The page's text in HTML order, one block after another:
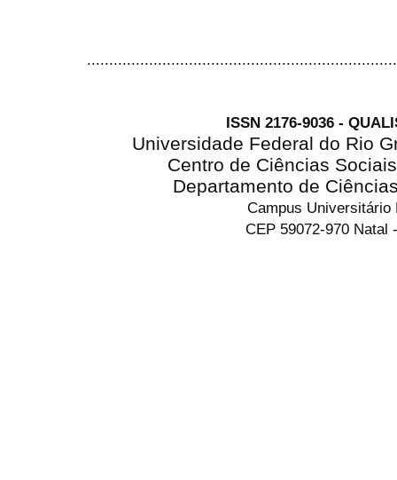
ISSN 2176-9036 -
Universidade Federal do Rio
Centro de Ciências
Departamento de
Campus Universitário
CEP 59072-970 Natal